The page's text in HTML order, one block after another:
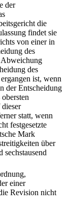
der
die
findet sie
von einer in
des
Abweichung
des
ist, wenn
der Entscheidung
statt, wenn
festgesetzte
Mark
über
sechstausend
einer
Revision nicht